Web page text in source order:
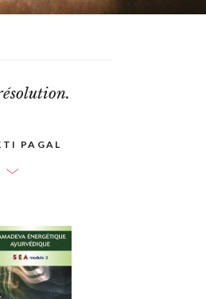
PAGAL